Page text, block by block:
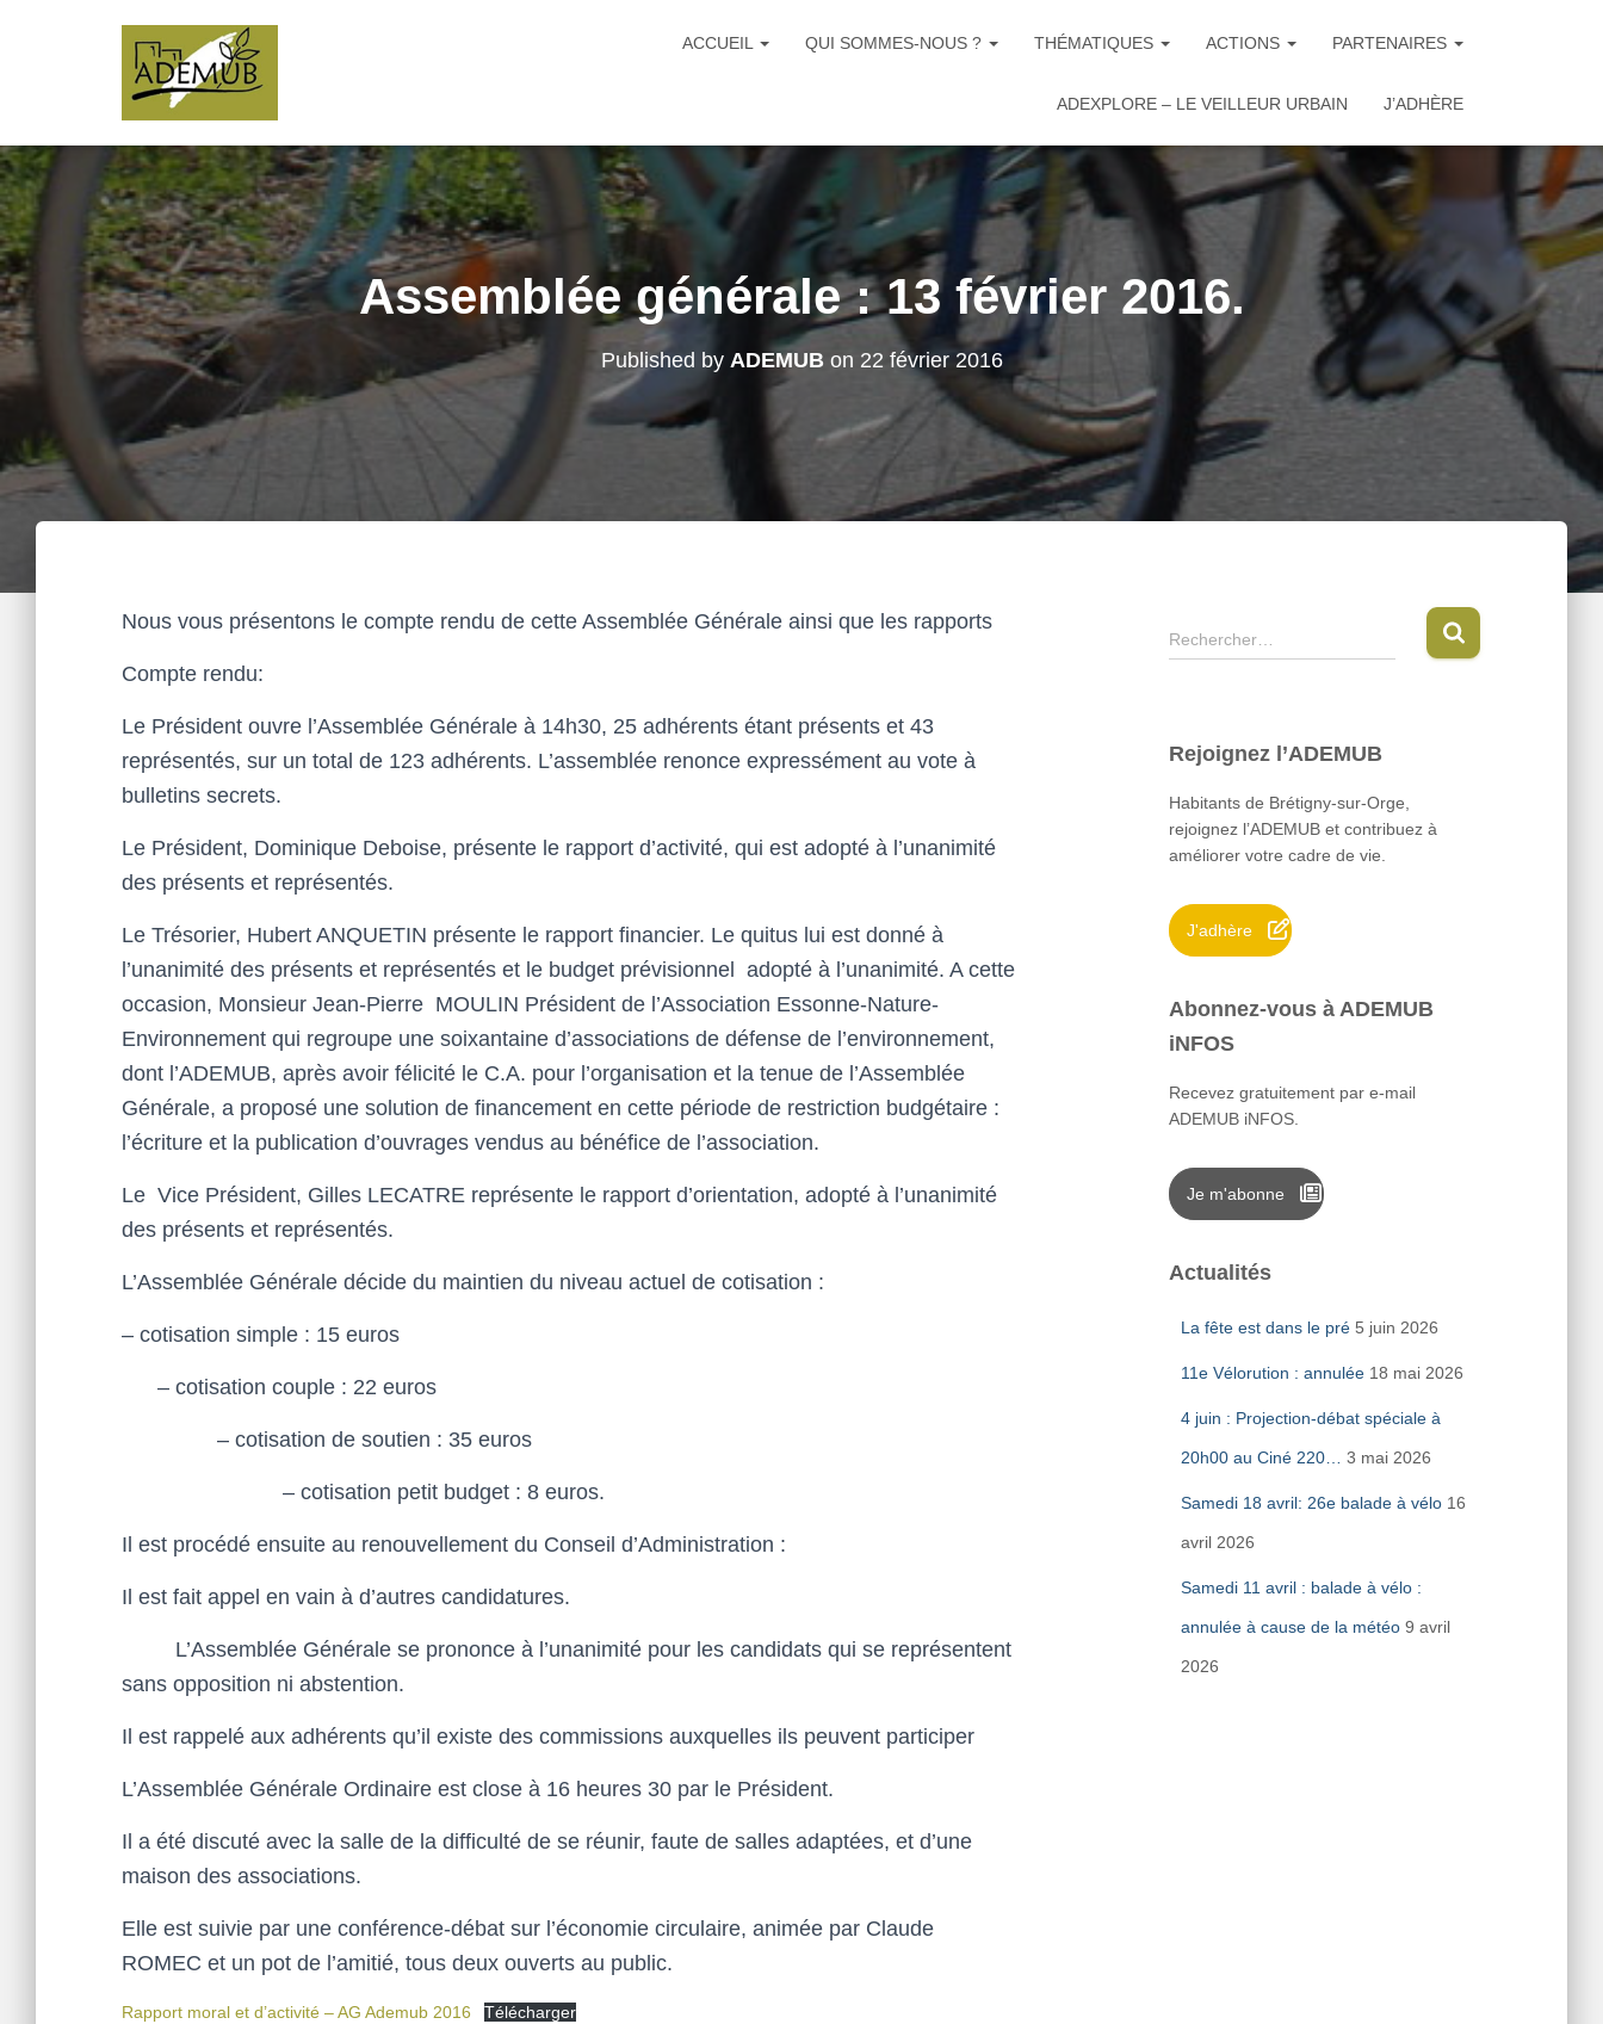
ACCUEIL QUI SOMMES-NOUS ? THÉMATIQUES ACTIONS PARTENAIRES
ADEXPLORE – LE VEILLEUR URBAIN J’ADHÈRE
Assemblée générale : 13 février 2016.
Published by ADEMUBon 22 février 2016
Nous vous présentons le compte rendu de cette Assemblée Générale ainsi que les rapports
Compte rendu:
Le Président ouvre l’Assemblée Générale à 14h30, 25 adhérents étant présents et 43
représentés, sur un total de 123 adhérents. L’assemblée renonce expressément au vote à
bulletins secrets.
Le Président, Dominique Deboise, présente le rapport d’activité, qui est adopté à l’unanimité
des présents et représentés.
Le Trésorier, Hubert ANQUETIN présente le rapport financier. Le quitus lui est donné à
l’unanimité des présents et représentés et le budget prévisionnel adopté à l’unanimité. A cette
occasion, Monsieur Jean-Pierre MOULIN Président de l’Association Essonne-Nature-
Environnement qui regroupe une soixantaine d’associations de défense de l’environnement,
dont l’ADEMUB, après avoir félicité le C.A. pour l’organisation et la tenue de l’Assemblée
Générale, a proposé une solution de financement en cette période de restriction budgétaire :
l’écriture et la publication d’ouvrages vendus au bénéfice de l’association.
Le Vice Président, Gilles LECATRE représente le rapport d’orientation, adopté à l’unanimité
des présents et représentés.
L’Assemblée Générale décide du maintien du niveau actuel de cotisation :
– cotisation simple : 15 euros
– cotisation couple : 22 euros
– cotisation de soutien : 35 euros
– cotisation petit budget : 8 euros.
Il est procédé ensuite au renouvellement du Conseil d’Administration :
Il est fait appel en vain à d’autres candidatures.
L’Assemblée Générale se prononce à l’unanimité pour les candidats qui se représentent
sans opposition ni abstention.
Il est rappelé aux adhérents qu’il existe des commissions auxquelles ils peuvent participer
L’Assemblée Générale Ordinaire est close à 16 heures 30 par le Président.
Il a été discuté avec la salle de la difficulté de se réunir, faute de salles adaptées, et d’une
maison des associations.
Elle est suivie par une conférence-débat sur l’économie circulaire, animée par Claude
ROMEC et un pot de l’amitié, tous deux ouverts au public.
Rapport moral et d’activité – AG Ademub 2016
Télécharger
R
e
r
h
e
r
:
Rechercher…
Rejoignez l’ADEMUB
Habitants de Brétigny-sur-Orge,
rejoignez l’ADEMUB et contribuez à
améliorer votre cadre de vie.
J'adhère
Abonnez-vous à ADEMUB
iNFOS
Recevez gratuitement par e-mail
ADEMUB iNFOS.
Je m'abonne
Actualités
La fête est dans le pré 5 juin 2026
11e Vélorution : annulée 18 mai 2026
4 juin : Projection-débat spéciale à
20h00 au Ciné 220… 3 mai 2026
Samedi 18 avril: 26e balade à vélo 16
avril 2026
Samedi 11 avril : balade à vélo :
annulée à cause de la météo 9 avril
2026